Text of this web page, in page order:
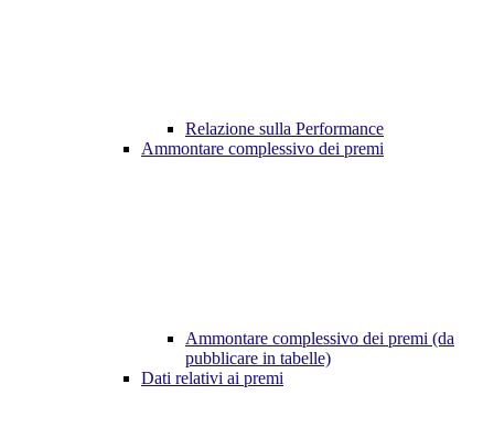
Relazione sulla Performance
Ammontare complessivo dei premi
Ammontare complessivo dei premi (da
pubblicare in tabelle)
Dati relativi ai premi